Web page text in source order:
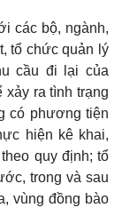
phòng
các bộ, ngành,
tổ chức quản lý
cầu đi lại của
ra tình trạng
có phương tiện
hiện kê khai,
quy định; tổ
trong và sau
vùng đồng bào